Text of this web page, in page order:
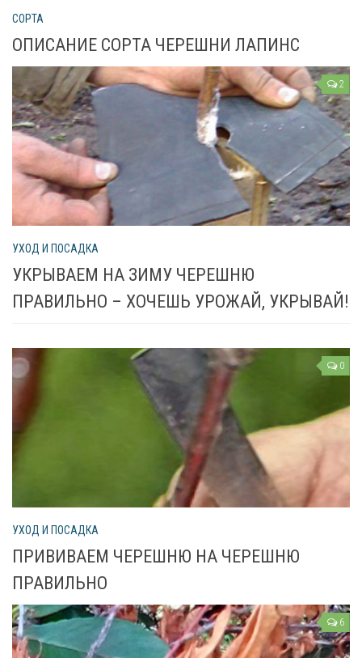
СОРТА
ОПИСАНИЕ СОРТА ЧЕРЕШНИ ЛАПИНС
2
УХОД И ПОСАДКА
УКРЫВАЕМ НА ЗИМУ ЧЕРЕШНЮ
ПРАВИЛЬНО – ХОЧЕШЬ УРОЖАЙ, УКРЫВАЙ!
0
УХОД И ПОСАДКА
ПРИВИВАЕМ ЧЕРЕШНЮ НА ЧЕРЕШНЮ
ПРАВИЛЬНО
6